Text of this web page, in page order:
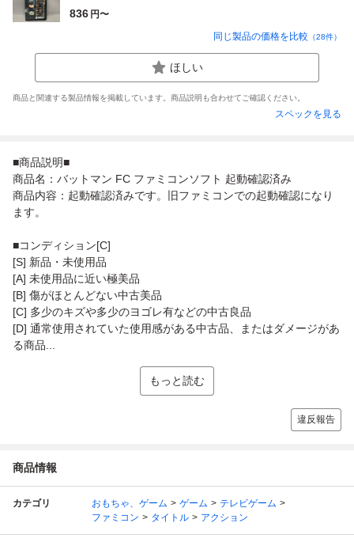
836 円〜
同じ製品の価格を比較 （28件）
ほしい
商品と関連する製品情報を掲載しています。商品説明も合わせてご確認ください。
スペックを見る
■商品説明■
商品名：バットマン FC ファミコンソフト 起動確認済み
商品内容：起動確認済みです。旧ファミコンでの起動確認になり
ます。
■コンディション[C]
[S] 新品・未使用品
[A] 未使用品に近い極美品
[B] 傷がほとんどない中古美品
[C] 多少のキズや多少のヨゴレ有などの中古良品
[D] 通常使用されていた使用感がある中古品、またはダメージがあ
る商品...
もっと読む
違反報告
商品情報
カテゴリ おもちゃ、ゲーム ゲーム
テレビゲーム
ファミコン
タイトル アクション